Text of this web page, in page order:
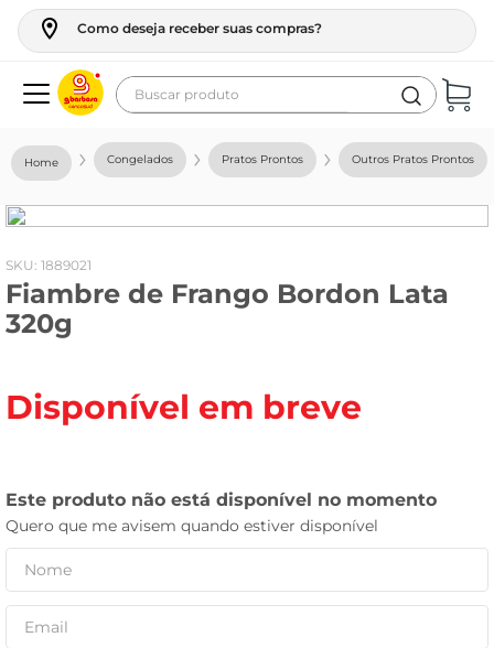
Como deseja receber suas compras?
Buscar produto
Congelados Pratos Prontos Outros Pratos Prontos
: 1889021
Fiambre de Frango Bordon Lata
320g
Disponível em breve
geladeira
fogao
café
cerveja
leite
tv